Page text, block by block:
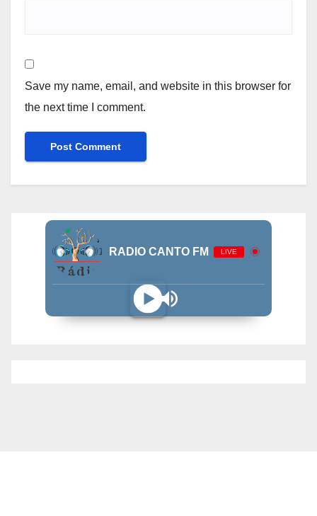
Save my name, email, and website in this browser for
the next time I comment.
RADIO CANTO FM LIVE